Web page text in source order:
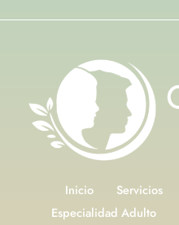
Inicio Servicios
Especialidad Adulto